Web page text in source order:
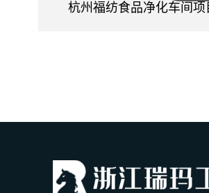
杭州福纺食品净化车间项